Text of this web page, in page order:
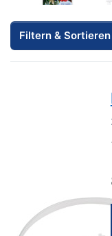
Filtern & Sortieren